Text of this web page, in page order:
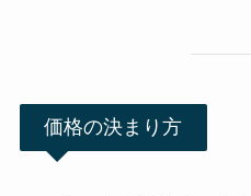
価格の決まり方